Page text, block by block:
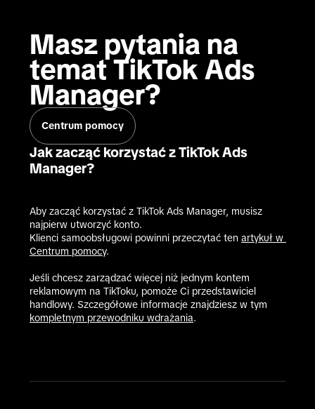
Masz pytania na
temat TikTok Ads
Manager?
Centrum pomocy
Jak zacząć korzystać z TikTok Ads
Manager?
Aby zacząć korzystać z TikTok Ads Manager, musisz
najpierw utworzyć konto.
Klienci samoobsługowi powinni przeczytać ten artykuł w
Centrum pomocy.
Jeśli chcesz zarządzać więcej niż jednym kontem
reklamowym na TikToku, pomoże Ci przedstawiciel
kompletnym przewodniku wdrażania.